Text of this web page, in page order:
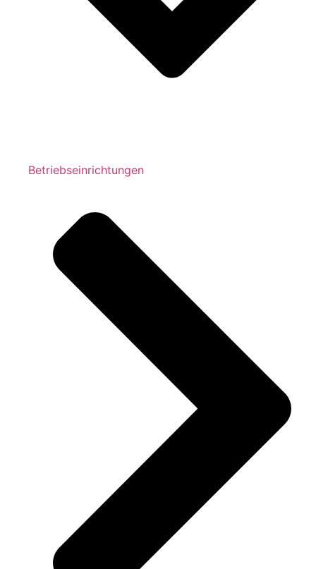
Betriebseinrichtungen